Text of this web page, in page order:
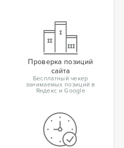
Проверка позиций
сайта
Бесплатный чекер
занимаемых позиций в
Яндекс и Google